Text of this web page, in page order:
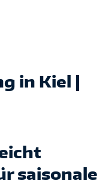
in Kiel |
saisonale
AGB